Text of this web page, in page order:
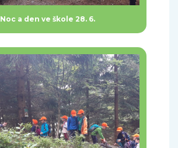
Noc a den ve škole 28. 6.